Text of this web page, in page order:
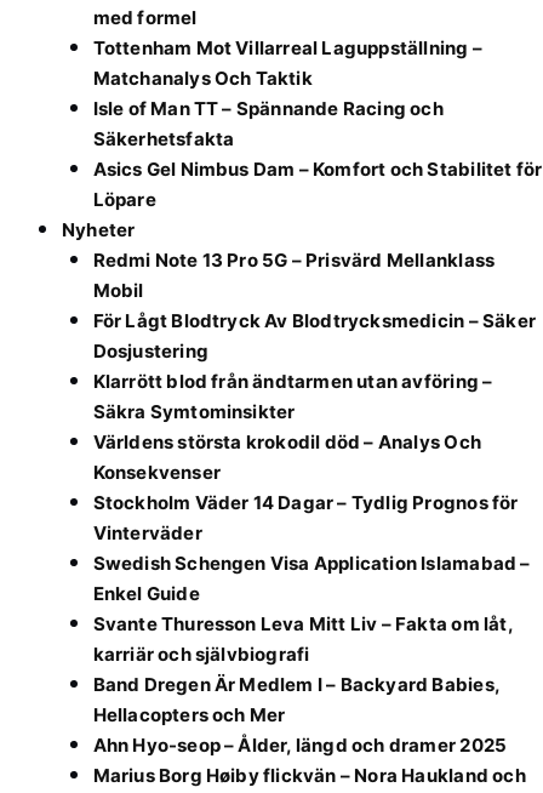
med formel
Tottenham Mot Villarreal Laguppställning –
Matchanalys Och Taktik
Isle of Man TT – Spännande Racing och
Säkerhetsfakta
Asics Gel Nimbus Dam – Komfort och Stabilitet för
Löpare
Nyheter
Redmi Note 13 Pro 5G – Prisvärd Mellanklass
Mobil
För Lågt Blodtryck Av Blodtrycksmedicin – Säker
Dosjustering
Klarrött blod från ändtarmen utan avföring –
Säkra Symtominsikter
Världens största krokodil död – Analys Och
Konsekvenser
Stockholm Väder 14 Dagar – Tydlig Prognos för
Vinterväder
Swedish Schengen Visa Application Islamabad –
Enkel Guide
Svante Thuresson Leva Mitt Liv – Fakta om låt,
karriär och självbiografi
Band Dregen Är Medlem I – Backyard Babies,
Hellacopters och Mer
Ahn Hyo-seop – Ålder, längd och dramer 2025
Marius Borg Høiby flickvän – Nora Haukland och